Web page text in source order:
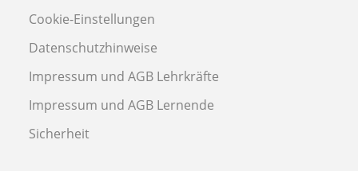
Cookie-Einstellungen
Datenschutzhinweise
Impressum und AGB Lehrkräfte
Impressum und AGB Lernende
Sicherheit